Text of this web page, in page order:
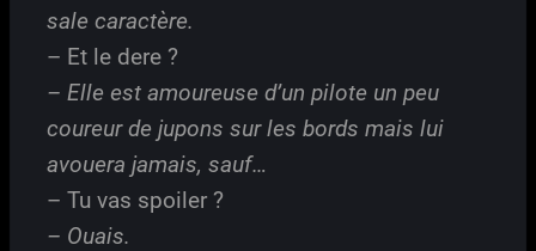
sale caractère.
– Et le dere ?
– Elle est amoureuse d’un pilote un peu
coureur de jupons sur les bords mais lui
avouera jamais, sauf…
– Tu vas spoiler ?
– Ouais.